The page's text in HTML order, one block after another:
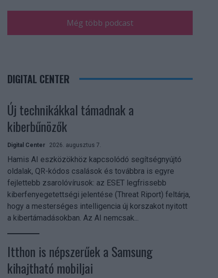
Még több podcast
DIGITAL CENTER
Új technikákkal támadnak a
kiberbűnözők
Digital Center 2026. augusztus 7.
Hamis AI eszközökhöz kapcsolódó segítségnyújtó
oldalak, QR-kódos csalások és továbbra is egyre
fejlettebb zsarolóvírusok: az ESET legfrissebb
kiberfenyegetettségi jelentése (Threat Riport) feltárja,
hogy a mesterséges intelligencia új korszakot nyitott
a kibertámadásokban. Az AI nemcsak...
Itthon is népszerűek a Samsung
kihajtható mobiljai